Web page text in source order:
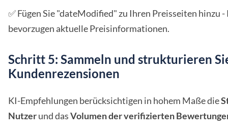
✅ Fügen Sie "dateModified" zu Ihren Preisseiten hinzu
bevorzugen aktuelle Preisinformationen.
Schritt 5: Sammeln und strukturieren
Kundenrezensionen
KI-Empfehlungen berücksichtigen in hohem Maße die
Nutzerund dasVolumen der verifizierten